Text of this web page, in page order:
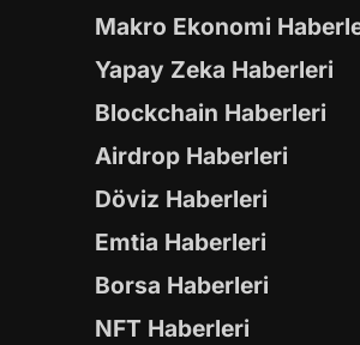
Makro Ekonomi
Yapay Zeka Haberleri
Blockchain Haberleri
Airdrop Haberleri
Döviz Haberleri
Emtia Haberleri
Borsa Haberleri
NFT Haberleri